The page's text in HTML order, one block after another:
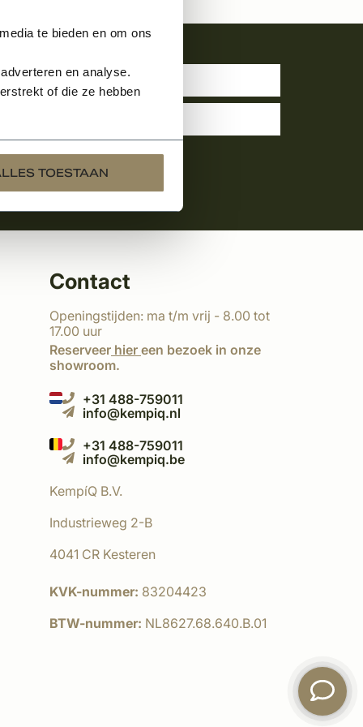
te bieden en om ons
en analyse.
of die ze hebben
TOESTAAN
Contact
Openingstijden: ma t/m vrij - 8.00 tot
17.00 uur
Reserveer hier een bezoek in onze
showroom.
+31 488-759011
info@kempiq.nl
+31 488-759011
info@kempiq.be
KempíQ B.V.
Industrieweg 2-B
4041 CR Kesteren
KVK-nummer: 83204423
BTW-nummer: NL8627.68.640.B.01